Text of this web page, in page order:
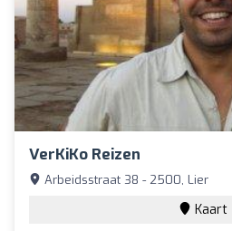
VerKiKo Reizen
Arbeidsstraat 38 - 2500, Lier
Kaart